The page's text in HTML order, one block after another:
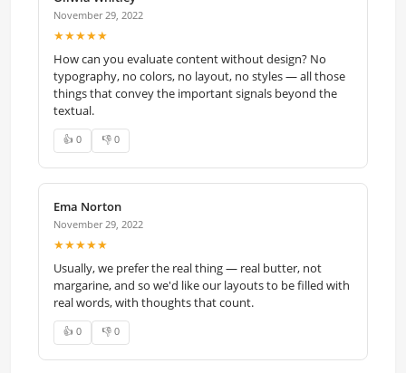
November 29, 2022
★★★★★
How can you evaluate content without design? No
typography, no colors, no layout, no styles — all those
things that convey the important signals beyond the
textual.
👍 0 👎 0
Ema Norton
November 29, 2022
★★★★★
Usually, we prefer the real thing — real butter, not
margarine, and so we'd like our layouts to be filled with
real words, with thoughts that count.
👍 0 👎 0